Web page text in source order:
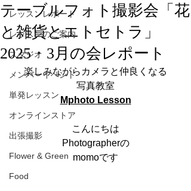
レッスンレポート
レッスンのご案内
スタジオ
メンバーイベント
単発レッスン
オンラインストア
出張撮影
Flower & Green
Food
テーブルフォト撮影会「花
と雑貨とエトセトラ」
2025・3月の会レポート
楽しみながらカメラと仲良くなる
写真教室
Mphoto Lesson
こんにちは
Photographerの
momoです